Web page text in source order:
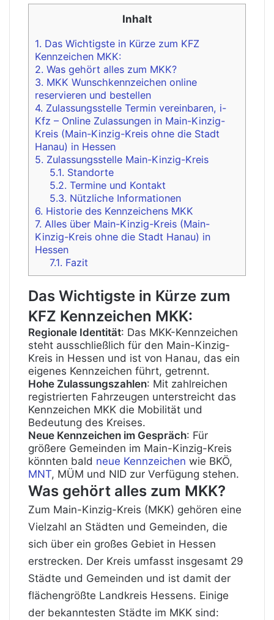
Inhalt
1. Das Wichtigste in Kürze zum KFZ
Kennzeichen MKK:
2. Was gehört alles zum MKK?
3. MKK Wunschkennzeichen online
reservieren und bestellen
4. Zulassungsstelle Termin vereinbaren, i-
Kfz – Online Zulassungen in Main-Kinzig-
Kreis (Main-Kinzig-Kreis ohne die Stadt
Hanau) in Hessen
5. Zulassungsstelle Main-Kinzig-Kreis
5.1. Standorte
5.2. Termine und Kontakt
5.3. Nützliche Informationen
6. Historie des Kennzeichens MKK
7. Alles über Main-Kinzig-Kreis (Main-
Kinzig-Kreis ohne die Stadt Hanau) in
Hessen
7.1. Fazit
Das Wichtigste in Kürze zum
KFZ Kennzeichen MKK:
Regionale Identität: Das MKK-Kennzeichen
steht ausschließlich für den Main-Kinzig-
Kreis in Hessen und ist von Hanau, das ein
eigenes Kennzeichen führt, getrennt.
Hohe Zulassungszahlen: Mit zahlreichen
registrierten Fahrzeugen unterstreicht das
Kennzeichen MKK die Mobilität und
Bedeutung des Kreises.
Neue Kennzeichen im Gespräch: Für
größere Gemeinden im Main-Kinzig-Kreis
könnten bald neue Kennzeichen wie BKÖ,
MNT, MÜM und NID zur Verfügung stehen.
Was gehört alles zum MKK?
Zum Main-Kinzig-Kreis (MKK) gehören eine
Vielzahl an Städten und Gemeinden, die
sich über ein großes Gebiet in Hessen
erstrecken. Der Kreis umfasst insgesamt 29
Städte und Gemeinden und ist damit der
flächengrößte Landkreis Hessens. Einige
der bekanntesten Städte im MKK sind: